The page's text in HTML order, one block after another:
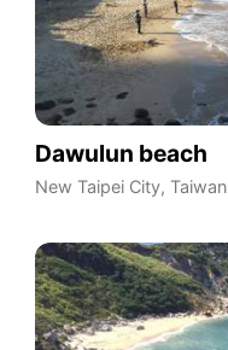
Dawulun beach
New Taipei City, Taiwan